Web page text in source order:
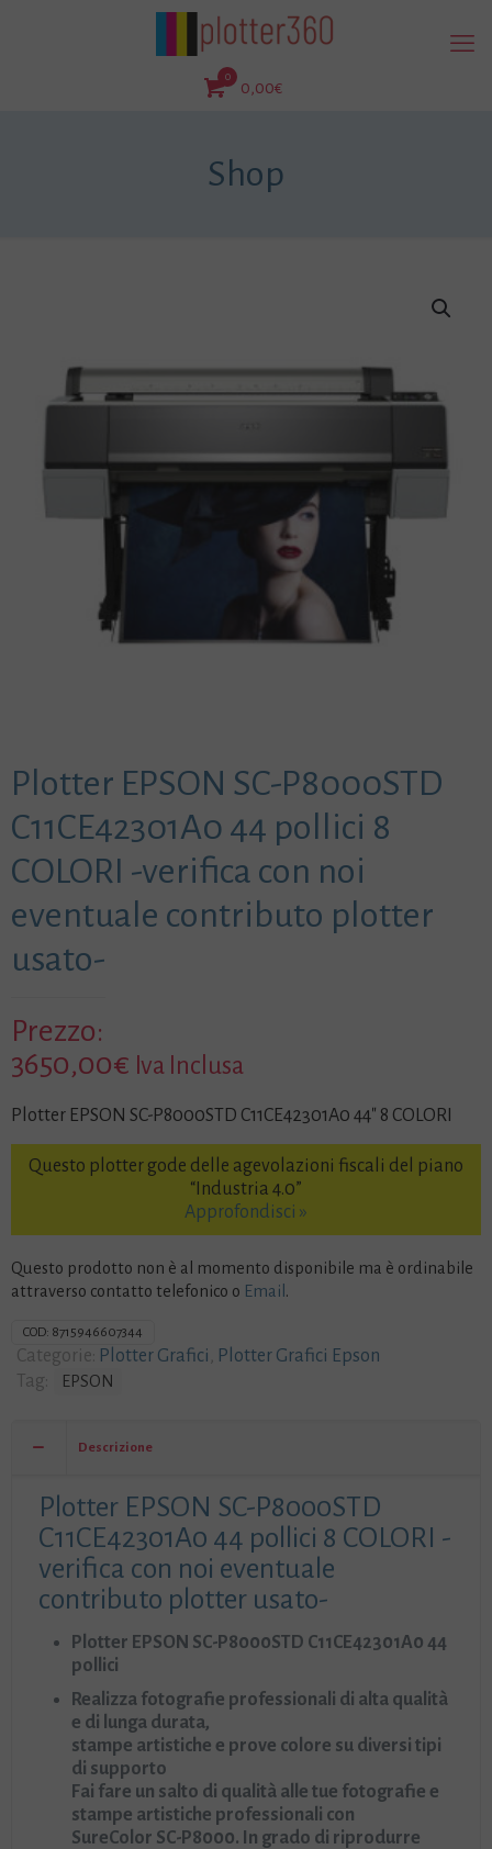
0
0,00€
Shop
Plotter EPSON SC-P8000STD
C11CE42301A0 44 pollici 8
COLORI -verifica con noi
eventuale contributo plotter
usato-
Prezzo:
3650,00€ Iva Inclusa
Plotter EPSON SC-P8000STD C11CE42301A0 44″ 8 COLORI
Questo plotter gode delle agevolazioni fiscali del piano
“Industria 4.0”
Approfondisci »
Questo prodotto non è al momento disponibile ma è ordinabile
attraverso contatto telefonico o Email .
COD: 8715946607344
Categorie: Plotter Grafici , Plotter Grafici Epson
Tag:
EPSON
Descrizione
Plotter EPSON SC-P8000STD
C11CE42301A0 44 pollici 8 COLORI -
verifica con noi eventuale
contributo plotter usato-
Plotter EPSON SC-P8000STD C11CE42301A0 44
pollici
Realizza fotografie professionali di alta qualità
e di lunga durata,
stampe artistiche e prove colore su diversi tipi
di supporto
Fai fare un salto di qualità alle tue fotografie e
stampe artistiche professionali con
SureColor SC-P8000. In grado di riprodurre